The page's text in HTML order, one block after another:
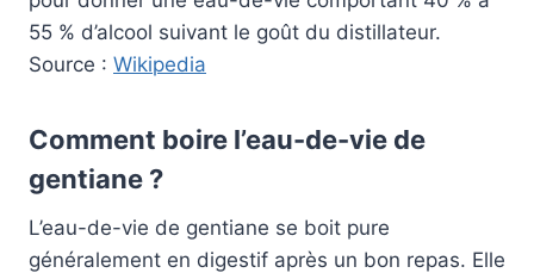
55 % d’alcool suivant le goût du distillateur.
Source : Wikipedia
Comment boire l’eau-de-vie de
gentiane ?
L’eau-de-vie de gentiane se boit pure
généralement en digestif après un bon repas. Elle